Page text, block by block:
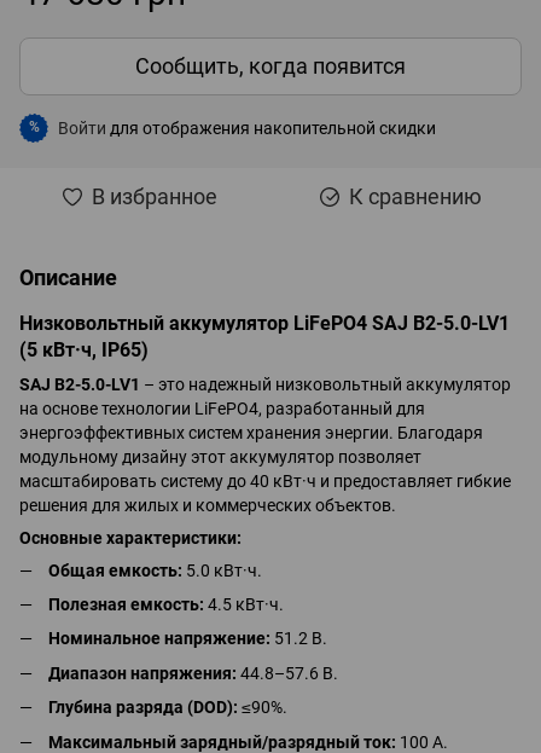
Сообщить, когда появится
% Войти для отображения накопительной скидки
В избранное К сравнению
Описание
Низковольтный аккумулятор LiFePO4 SAJ B2-5.0-LV1
(5 кВт·ч, IP65)
SAJ B2-5.0-LV1 – это надежный низковольтный аккумулятор
на основе технологии LiFePO4, разработанный для
энергоэффективных систем хранения энергии. Благодаря
модульному дизайну этот аккумулятор позволяет
масштабировать систему до 40 кВт·ч и предоставляет гибкие
решения для жилых и коммерческих объектов.
Основные характеристики:
Общая емкость: 5.0 кВт·ч.
Полезная емкость: 4.5 кВт·ч.
Номинальное напряжение: 51.2 В.
Диапазон напряжения: 44.8–57.6 В.
Глубина разряда (DOD): ≤90%.
Максимальный зарядный/разрядный ток: 100 А.